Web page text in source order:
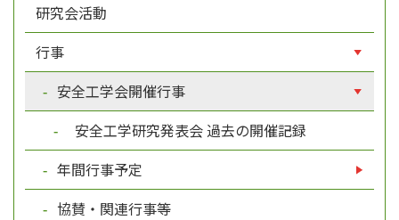
研究会活動
行事
安全工学会開催行事
安全工学研究発表会 過去の開催記録
年間行事予定
協賛・関連行事等